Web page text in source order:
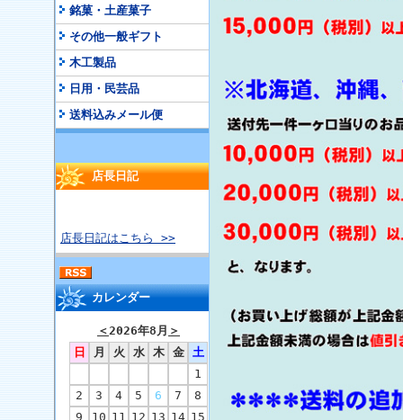
銘菓・土産菓子
その他一般ギフト
木工製品
日用・民芸品
送料込みメール便
店長日記
店長日記はこちら >>
カレンダー
＜ 2026年8月 ＞
日
月 火 水 木 金
土
1
2
3 4 5 6 7
8
9
10 11 12 13 14 15